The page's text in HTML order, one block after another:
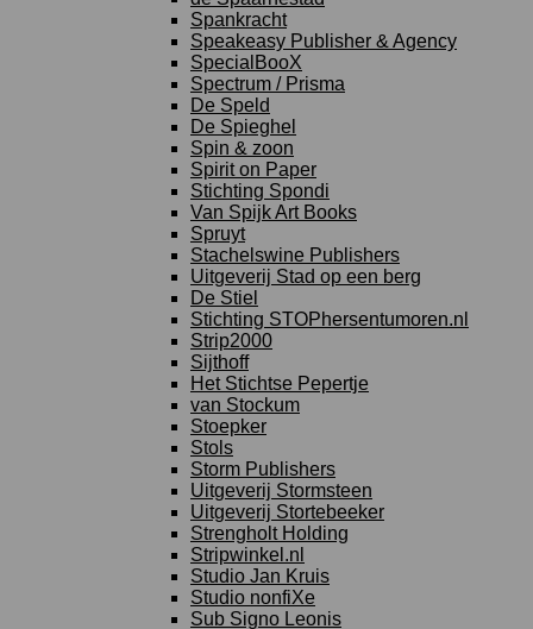
Spankracht
Speakeasy Publisher & Agency
SpecialBooX
Spectrum / Prisma
De Speld
De Spieghel
Spin & zoon
Spirit on Paper
Stichting Spondi
Van Spijk Art Books
Spruyt
Stachelswine Publishers
Uitgeverij Stad op een berg
De Stiel
Stichting STOPhersentumoren.nl
Strip2000
Sijthoff
Het Stichtse Pepertje
van Stockum
Stoepker
Stols
Storm Publishers
Uitgeverij Stormsteen
Uitgeverij Stortebeeker
Strengholt Holding
Stripwinkel.nl
Studio Jan Kruis
Studio nonfiXe
Sub Signo Leonis